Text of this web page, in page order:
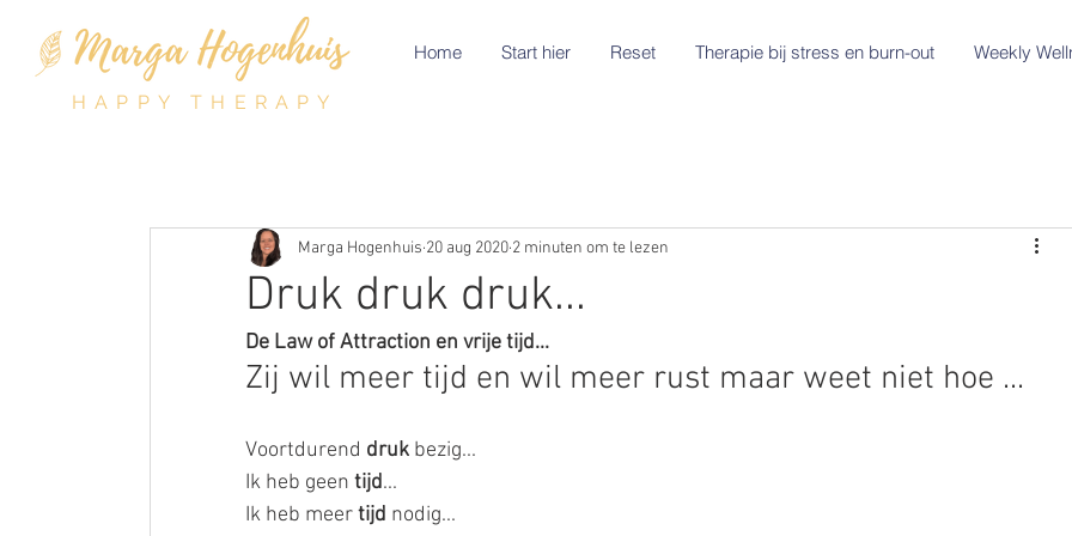
HAPPY THERAPY
Home Start hier Reset Therapie bij stress en burn-out Weekly
Druk druk druk...
Marga Hogenhuis 20 aug 2020 2 minuten om te lezen
De Law of Attraction en vrije tijd...
Zij wil meer tijd en wil meer rust maar weet niet hoe ...
Voortdurend druk bezig...
Ik heb geen tijd...
Ik heb meer tijd nodig...